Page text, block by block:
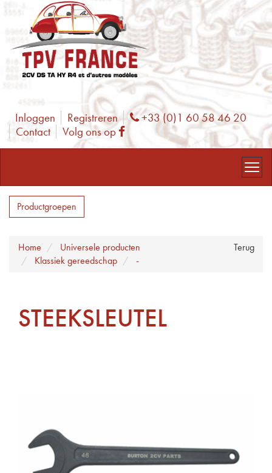
Inloggen Registreren Phone
+33 (0)1 60 58 46 20
Contact
Volg ons op Facebook
Productgroepen
Terug
Home
Universele producten
Klassiek gereedschap
-
STEEKSLEUTEL